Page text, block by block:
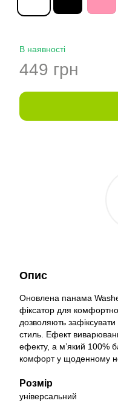
В наявності
449 грн
Опис
Оновлена панама
фіксатор для
дозволяють
стиль. Ефект
ефекту, а м’який 100%
комфорт у щоденному
Розмір
універсальний